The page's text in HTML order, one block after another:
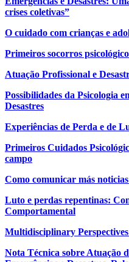
crises coletivas”
O cuidado com crianças e
Primeiros socorros
Atuação Profissional e
Possibilidades da Psicologia
Desastres
Experiências de Perda e de
Primeiros Cuidados
campo
Como comunicar más
Luto e perdas repentinas:
Comportamental
Multidisciplinary
Nota Técnica sobre Atuação